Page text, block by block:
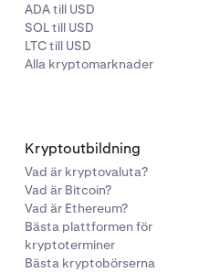
ADA till USD
SOL till USD
LTC till USD
Alla kryptomarknader
Kryptoutbildning
Vad är kryptovaluta?
Vad är Bitcoin?
Vad är Ethereum?
Bästa plattformen för
kryptoterminer
Bästa kryptobörserna